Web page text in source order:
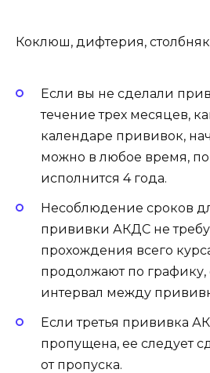
Коклюш, дифтерия, столбняк
Если вы не сделали
течение трех месяцев,
календаре прививок,
можно в любое время,
исполнится 4 года.
Несоблюдение сроков
прививки АКДС не
прохождения всего
продолжают по графику,
интервал между
Если третья прививка
пропущена, ее следует
от пропуска.